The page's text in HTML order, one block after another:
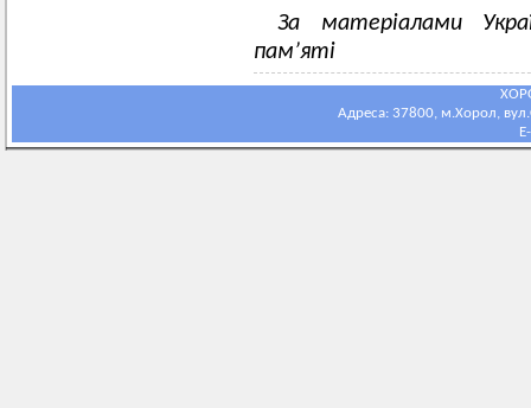
За матеріалами
пам’яті
Адреса: 37800, м.Хорол,